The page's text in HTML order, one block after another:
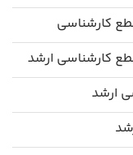
کارشناسی
کارشناسی ارشد
ارشد